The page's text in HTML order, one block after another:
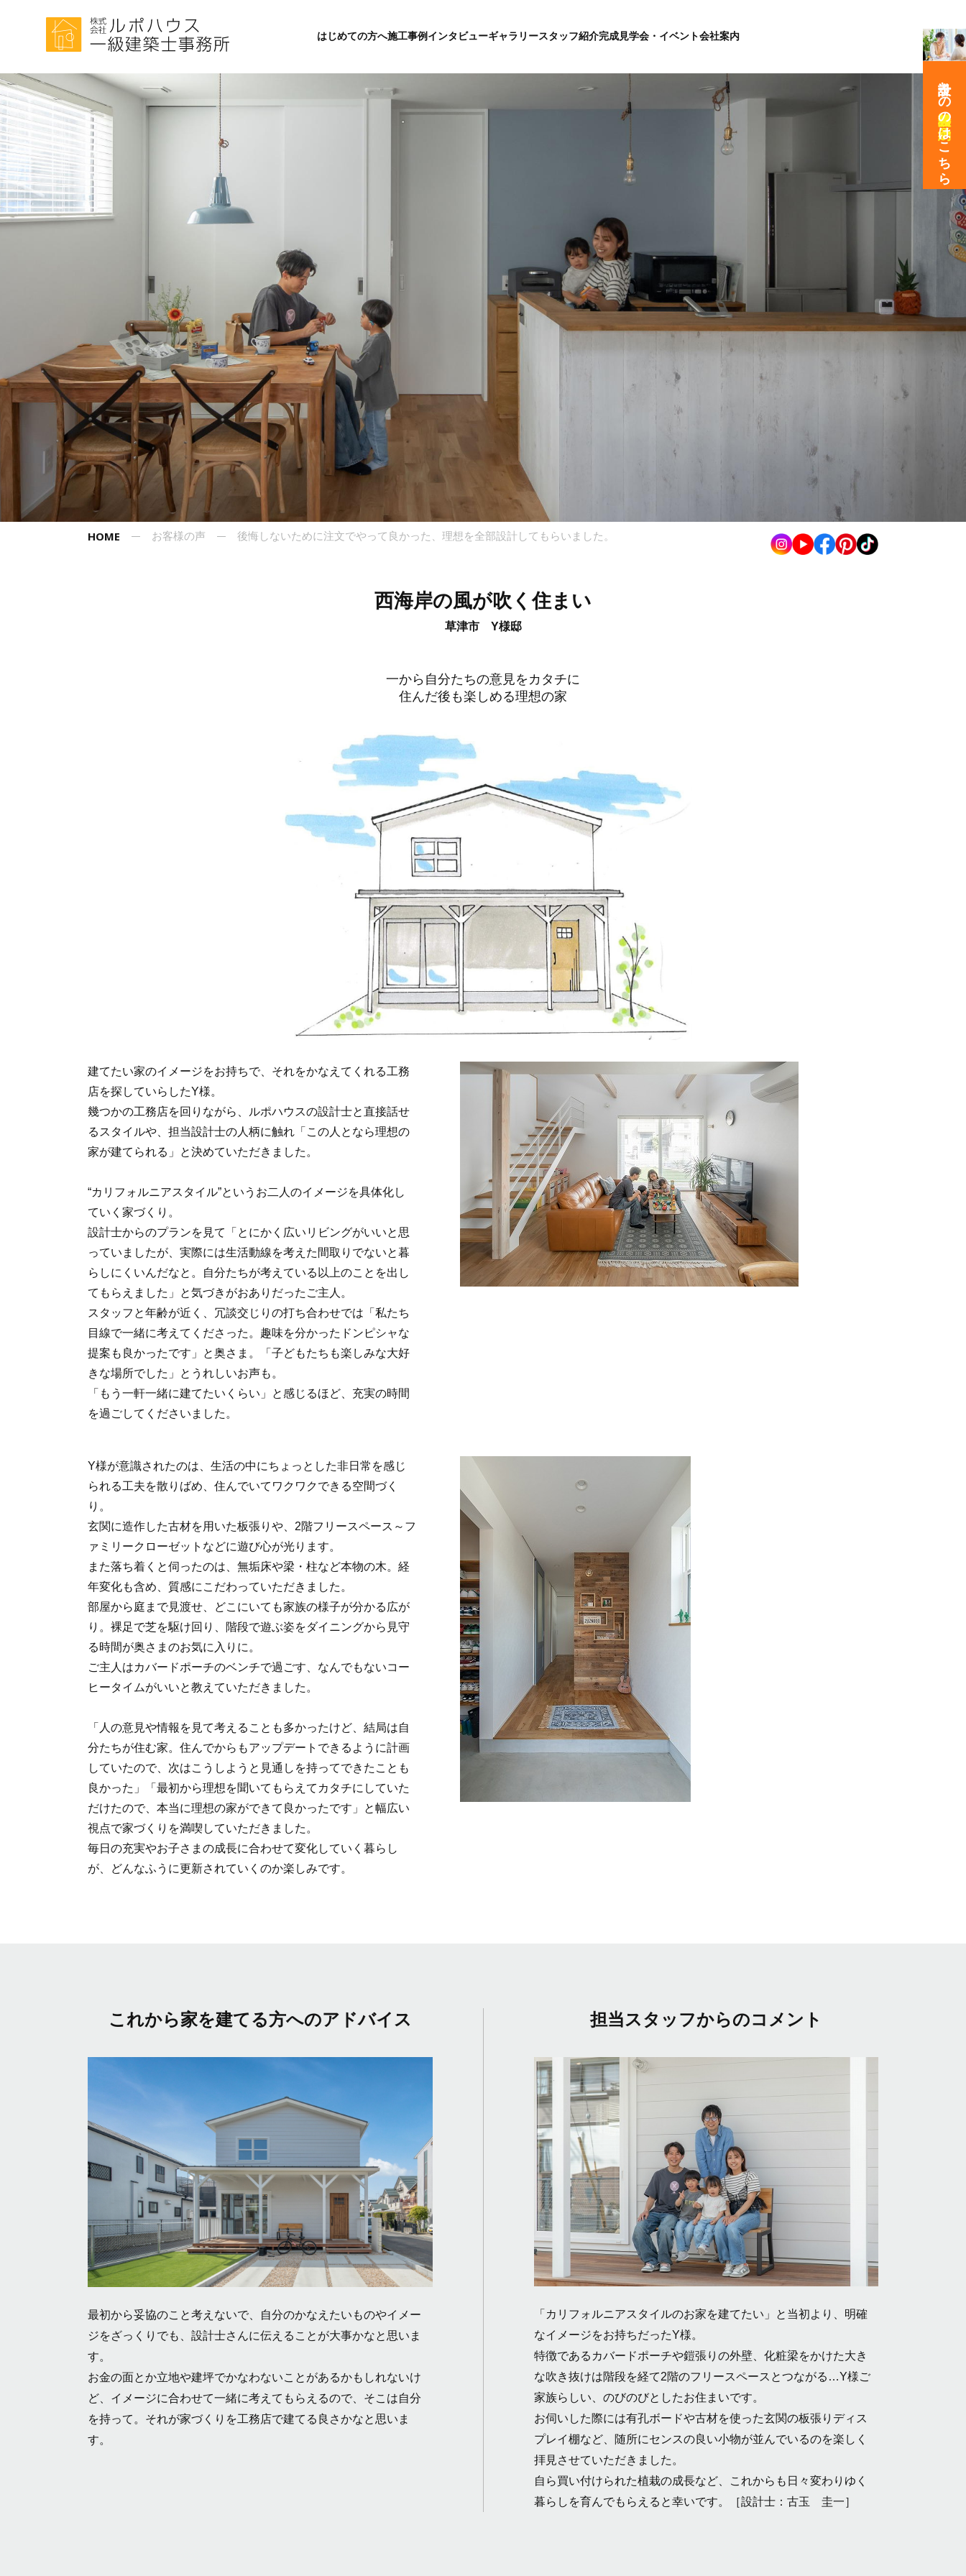
グ
はじめての方へ施工事例インタビューギャラリースタッフ紹介完成見学会・イベント会社案内
HOME お客様の声 後悔しないために注文でやって良かった、理想を全部設計してもらいました。
西海岸の風が吹く住まい
草津市 Y様邸
一から自分たちの意見をカタチに
住んだ後も楽しめる理想の家
建てたい家のイメージをお持ちで、それをかなえてくれる工務
店を探していらしたY様。
幾つかの工務店を回りながら、ルポハウスの設計士と直接話せ
るスタイルや、担当設計士の人柄に触れ「この人となら理想の
家が建てられる」と決めていただきました。
“カリフォルニアスタイル”というお二人のイメージを具体化し
ていく家づくり。
設計士からのプランを見て「とにかく広いリビングがいいと思
っていましたが、実際には生活動線を考えた間取りでないと暮
らしにくいんだなと。自分たちが考えている以上のことを出し
てもらえました」と気づきがおありだったご主人。
スタッフと年齢が近く、冗談交じりの打ち合わせでは「私たち
目線で一緒に考えてくださった。趣味を分かったドンピシャな
提案も良かったです」と奥さま。「子どもたちも楽しみな大好
きな場所でした」とうれしいお声も。
「もう一軒一緒に建てたいくらい」と感じるほど、充実の時間
を過ごしてくださいました。
Y様が意識されたのは、生活の中にちょっとした非日常を感じ
られる工夫を散りばめ、住んでいてワクワクできる空間づく
り。
玄関に造作した古材を用いた板張りや、2階フリースペース～フ
ァミリークローゼットなどに遊び心が光ります。
また落ち着くと伺ったのは、無垢床や梁・柱など本物の木。経
年変化も含め、質感にこだわっていただきました。
部屋から庭まで見渡せ、どこにいても家族の様子が分かる広が
り。裸足で芝を駆け回り、階段で遊ぶ姿をダイニングから見守
る時間が奥さまのお気に入りに。
ご主人はカバードポーチのベンチで過ごす、なんでもないコー
ヒータイムがいいと教えていただきました。
「人の意見や情報を見て考えることも多かったけど、結局は自
分たちが住む家。住んでからもアップデートできるように計画
していたので、次はこうしようと見通しを持ってできたことも
良かった」「最初から理想を聞いてもらえてカタチにしていた
だけたので、本当に理想の家ができて良かったです」と幅広い
視点で家づくりを満喫していただきました。
毎日の充実やお子さまの成長に合わせて変化していく暮らし
が、どんなふうに更新されていくのか楽しみです。
これから家を建てる方へのアドバイス
最初から妥協のこと考えないで、自分のかなえたいものやイメー
ジをざっくりでも、設計士さんに伝えることが大事かなと思いま
す。
お金の面とか立地や建坪でかなわないことがあるかもしれないけ
ど、イメージに合わせて一緒に考えてもらえるので、そこは自分
を持って。それが家づくりを工務店で建てる良さかなと思いま
す。
担当スタッフからのコメント
「カリフォルニアスタイルのお家を建てたい」と当初より、明確
なイメージをお持ちだったY様。
特徴であるカバードポーチや鎧張りの外壁、化粧梁をかけた大き
な吹き抜けは階段を経て2階のフリースペースとつながる…Y様ご
家族らしい、のびのびとしたお住まいです。
お伺いした際には有孔ボードや古材を使った玄関の板張りディス
プレイ棚など、随所にセンスの良い小物が並んでいるのを楽しく
拝見させていただきました。
自ら買い付けられた植栽の成長など、これからも日々変わりゆく
暮らしを育んでもらえると幸いです。［設計士：古玉 圭一］
設計士との
の
はこちら